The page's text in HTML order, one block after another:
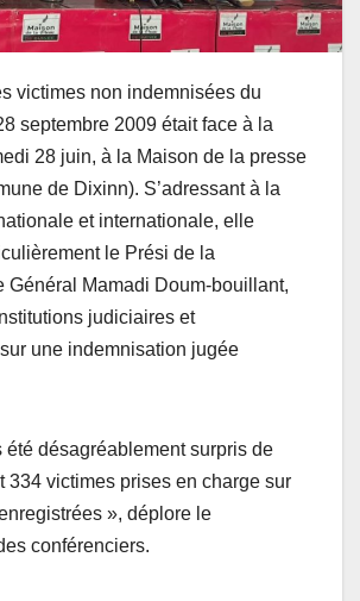
victimes non indemnisées du
septembre 2009 était face à la
28 juin, à la Maison de la presse
de Dixinn). S’adressant à la
et internationale, elle
le Prési de la
Général Mamadi Doum-bouillant,
judiciaires et
une indemnisation jugée
été désagréablement surpris de
334 victimes prises en charge sur
», déplore le
conférenciers.